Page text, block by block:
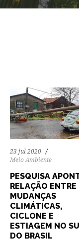
23 jul 2020
Meio Ambiente
PESQUISA
RELAÇÃO ENTRE
MUDANÇAS
CLIMÁTICAS,
CICLONE E
ESTIAGEM NO
DO BRASIL